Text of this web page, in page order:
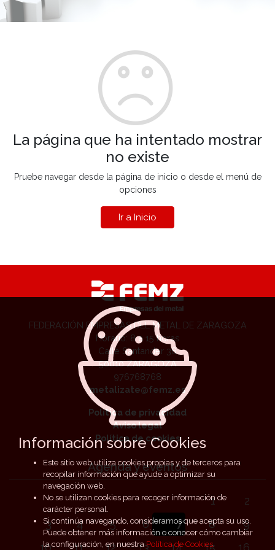
La página que ha intentado mostrar
no existe
Pruebe navegar desde la página de inicio o desde el menú de
opciones
Ir a Inicio
FEDERACIÓN EMPRESAS DEL METAL DE ZARAGOZA
Horario: 8 a 15 horas
Calle Santander 36
50010 ZARAGOZA
976768768
metalizate@femz.es
Política de privacidad
Aviso legal
Política de cookies
Agenda y eventos
1
2
3
4 5 6 7 8
9
Información sobre Cookies
Este sitio web utiliza cookies propias y de terceros para
recopilar información que ayude a optimizar su
navegación web.
No se utilizan cookies para recoger información de
carácter personal.
Si continúa navegando, consideramos que acepta su uso.
Puede obtener más información o conocer cómo cambiar
la configuración, en nuestraPolítica de Cookies.